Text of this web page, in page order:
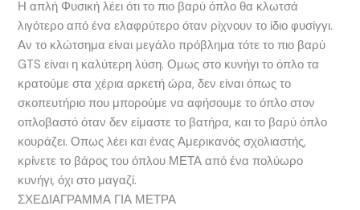
Η απλή Φυσική λέει ότι το πιο βαρύ όπλο θα κλωτσά
λιγότερο από ένα ελαφρύτερο όταν ρίχνουν το ίδιο φυσίγγι.
Αν το κλώτσημα είναι μεγάλο πρόβλημα τότε το πιο βαρύ
GTS είναι η καλύτερη λύση. Ομως στο κυνήγι το όπλο τα
κρατούμε στα χέρια αρκετή ώρα, δεν είναι όπως το
σκοπευτήριο που μπορούμε να αφήσουμε το όπλο στον
οπλοβαστό όταν δεν είμαστε το βατήρα, και το βαρύ όπλο
κουράζει. Οπως λέει και ένας Αμερικανός σχολιαστής,
κρίνετε το βάρος του όπλου ΜΕΤΑ από ένα πολύωρο
κυνήγι, όχι στο μαγαζί.
ΣΧΕΔΙΑΓΡΑΜΜΑ ΓΙΑ ΜΕΤΡΑ